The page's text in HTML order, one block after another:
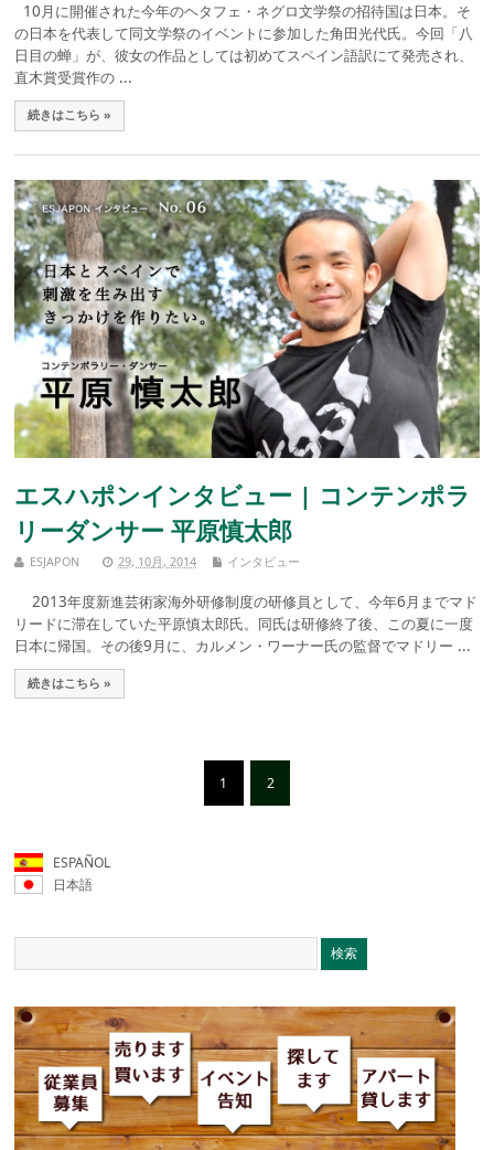
10月に開催された今年のヘタフェ・ネグロ文学祭の招待国は日本。そ
の日本を代表して同文学祭のイベントに参加した角田光代氏。今回「八
日目の蝉」が、彼女の作品としては初めてスペイン語訳にて発売され、
直木賞受賞作の ...
続きはこちら »
エスハポンインタビュー | コンテンポラ
リーダンサー 平原慎太郎
ESJAPON 29, 10月, 2014 インタビュー
2013年度新進芸術家海外研修制度の研修員として、今年6月までマド
リードに滞在していた平原慎太郎氏。同氏は研修終了後、この夏に一度
日本に帰国。その後9月に、カルメン・ワーナー氏の監督でマドリー ...
続きはこちら »
1 2
ESPAÑOL
日本語